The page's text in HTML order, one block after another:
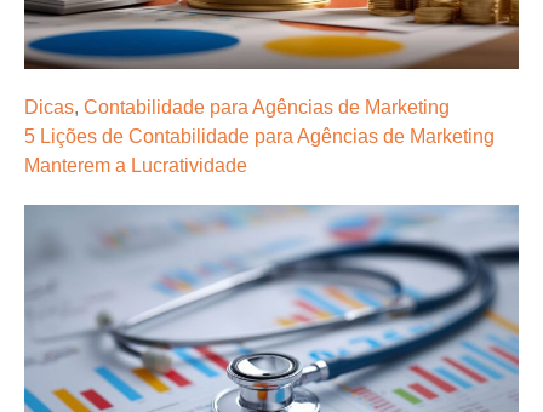
Dicas, Contabilidade para Agências de Marketing
5 Lições de Contabilidade para Agências de Marketing
Manterem a Lucratividade